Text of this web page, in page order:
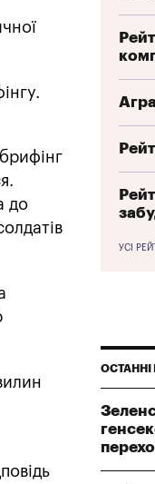
до
УСІ